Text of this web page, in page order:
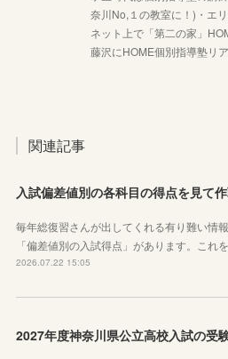
奈川No,１の教室に！)・エ
ネット上で「第二の家」
藤沢にHOME個別指導塾リ
関連記事
毎年総復習さんが出してくれる有り難い情
「偏差値別の入試得点」があります。これ
2026.07.22 15:05